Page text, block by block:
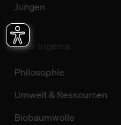
Jungen
Über trigema
Philosophie
Umwelt & Ressourcen
Biobaumwolle